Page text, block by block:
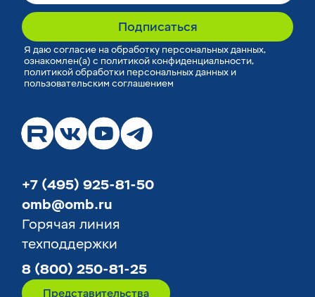
Подписаться
Я даю согласие на обработку персональных данных,
ознакомлен(а) с политикой конфиденциальности,
политикой обработки персональных данных и
пользовательским соглашением
+7 (495) 925-81-50
omb@omb.ru
Горячая линия
техподдержки
8 (800) 250-81-25
Представительства